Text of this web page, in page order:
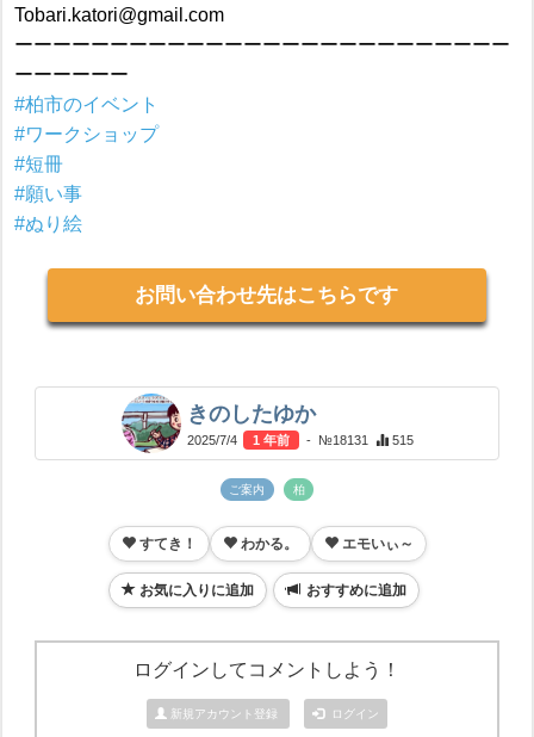
Tobari.katori@gmail.com
ーーーーーーーーーーーーーーーーーーーーーーーーーー
ーーーーーー
#柏市のイベント
#ワークショップ
#短冊
#願い事
#ぬり絵
お問い合わせ先はこちらです
きのしたゆか
2025/7/4 1 年前 - №18131 515
ご案内 柏
すてき！ わかる。 エモいぃ～
お気に入りに追加 おすすめに追加
ログインしてコメントしよう！
新規アカウント登録 ログイン